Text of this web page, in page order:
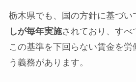
栃木県でも、国の方針に基づい
しが毎年実施されており、すべ
この基準を下回らない賃金を
う義務があります。